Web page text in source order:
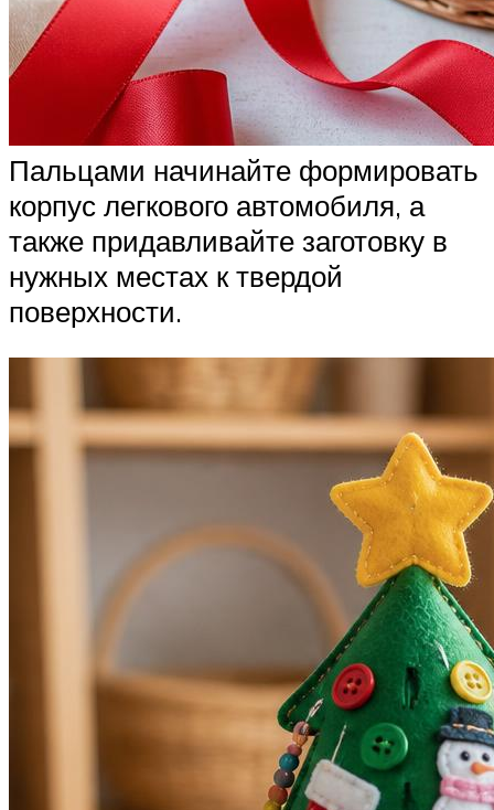
Пальцами начинайте формировать
корпус легкового автомобиля, а
также придавливайте заготовку в
нужных местах к твердой
поверхности.